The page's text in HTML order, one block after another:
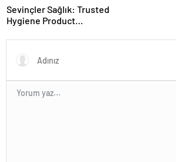
Sevinçler Sağlık: Trusted
Hygiene Product